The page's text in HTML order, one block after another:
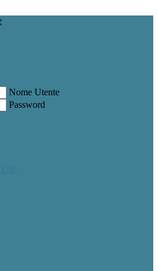
Nome Utente
Password